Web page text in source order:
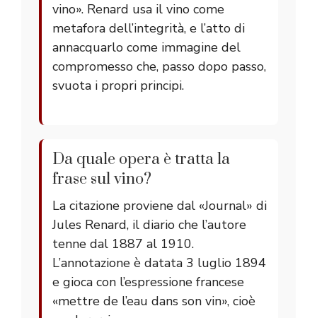
vino». Renard usa il vino come
metafora dell’integrità, e l’atto di
annacquarlo come immagine del
compromesso che, passo dopo passo,
svuota i propri principi.
Da quale opera è tratta la
frase sul vino?
La citazione proviene dal «Journal» di
Jules Renard, il diario che l’autore
tenne dal 1887 al 1910.
L’annotazione è datata 3 luglio 1894
e gioca con l’espressione francese
«mettre de l’eau dans son vin», cioè